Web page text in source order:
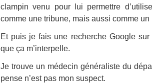
clampin venu pour lui permettre
comme une tribune, mais aussi comme
Et puis je fais une recherche Google sur
que ça m’interpelle.
Je trouve un médecin généraliste du
pense n’est pas mon suspect.